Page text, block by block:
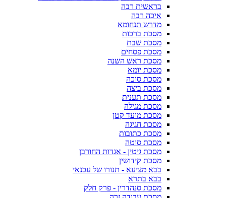
בראשית רבה
איכה רבה
מדרש תנחומא
מסכת ברכות
מסכת שבת
מסכת פסחים
מסכת ראש השנה
מסכת יומא
מסכת סוכה
מסכת ביצה
מסכת תענית
מסכת מגילה
מסכת מועד קטן
מסכת חגיגה
מסכת כתובות
מסכת סוטה
מסכת גיטין - אגדות החורבן
מסכת קידושין
בבא מציעא - תנורו של עכנאי
בבא בתרא
מסכת סנהדרין - פרק חלק